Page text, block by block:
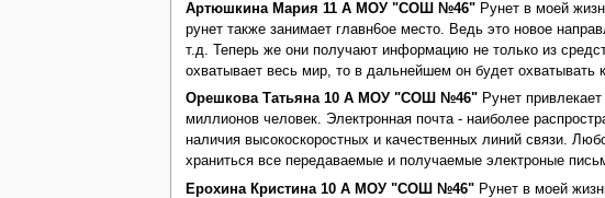
Артюшкина Мария 11 А МОУ "СОШ №46"Рунет в моей
рунет также занимает главн6ое место. Ведь это новое
т.д. Теперь же они получают информацию не только из
охватывает весь мир, то в дальнейшем он будет
Орешкова Татьяна 10 А МОУ "СОШ №46"Рунет
миллионов человек. Электронная почта - наиболее
наличия высокоскоростных и качественных линий связи.
храниться все передаваемые и получаемые электроные
Ерохина Кристина 10 А МОУ "СОШ №46"Рунет в моей